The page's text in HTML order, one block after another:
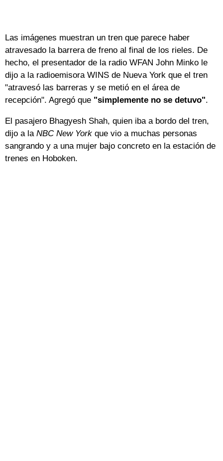
Las imágenes muestran un tren que parece haber
atravesado la barrera de freno al final de los rieles. De
hecho, el presentador de la radio WFAN John Minko le
dijo a la radioemisora WINS de Nueva York que el tren
"atravesó las barreras y se metió en el área de
recepción". Agregó que "simplemente no se detuvo".
El pasajero Bhagyesh Shah, quien iba a bordo del tren,
dijo a la NBC New York que vio a muchas personas
sangrando y a una mujer bajo concreto en la estación de
trenes en Hoboken.